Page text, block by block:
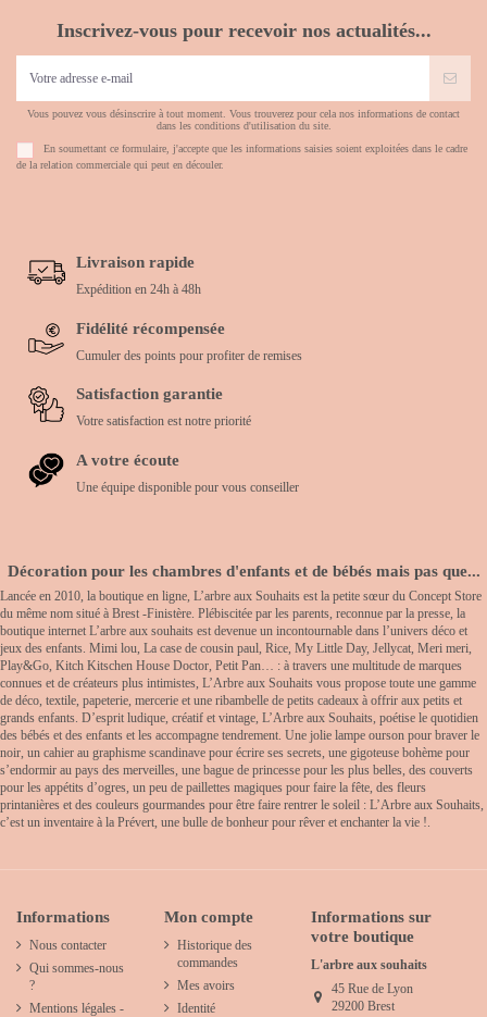
Inscrivez-vous pour recevoir nos actualités...
Vous pouvez vous désinscrire à tout moment. Vous trouverez pour cela nos informations de contact
dans les conditions d'utilisation du site.
En soumettant ce formulaire, j'accepte que les informations saisies soient exploitées dans le cadre
de la relation commerciale qui peut en découler.
Livraison rapide
Expédition en 24h à 48h
Fidélité récompensée
Cumuler des points pour profiter de remises
Satisfaction garantie
Votre satisfaction est notre priorité
A votre écoute
Une équipe disponible pour vous conseiller
Décoration pour les chambres d'enfants et de bébés mais pas que...
Lancée en 2010, la boutique en ligne, L’arbre aux Souhaits est la petite sœur du Concept Store
du même nom situé à Brest -Finistère. Plébiscitée par les parents, reconnue par la presse, la
boutique internet L’arbre aux souhaits est devenue un incontournable dans l’univers déco et
jeux des enfants. Mimi lou, La case de cousin paul, Rice, My Little Day, Jellycat, Meri meri,
Play&Go, Kitch Kitschen House Doctor, Petit Pan… : à travers une multitude de marques
connues et de créateurs plus intimistes, L’Arbre aux Souhaits vous propose toute une gamme
de déco, textile, papeterie, mercerie et une ribambelle de petits cadeaux à offrir aux petits et
grands enfants. D’esprit ludique, créatif et vintage, L’Arbre aux Souhaits, poétise le quotidien
des bébés et des enfants et les accompagne tendrement. Une jolie lampe ourson pour braver le
noir, un cahier au graphisme scandinave pour écrire ses secrets, une gigoteuse bohème pour
s’endormir au pays des merveilles, une bague de princesse pour les plus belles, des couverts
pour les appétits d’ogres, un peu de paillettes magiques pour faire la fête, des fleurs
printanières et des couleurs gourmandes pour être faire rentrer le soleil : L’Arbre aux Souhaits,
c’est un inventaire à la Prévert, une bulle de bonheur pour rêver et enchanter la vie !.
Informations
Nous contacter
Qui sommes-nous
?
Mentions légales -
Mon compte
Historique des
commandes
Mes avoirs
Identité
Informations sur
votre boutique
L'arbre aux souhaits
45 Rue de Lyon
29200 Brest